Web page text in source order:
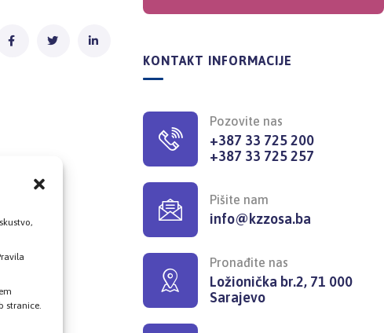
stranice.
KONTAKT INFORMACIJE
Pozovite nas
+387 33 725 200
+387 33 725 257
Pišite nam
info@kzzosa.ba
Pronađite nas
Ložionička br.2, 71 000
Sarajevo